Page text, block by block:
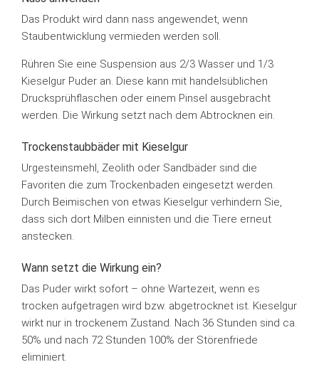
Das Produkt wird dann nass angewendet, wenn
Staubentwicklung vermieden werden soll.
Rühren Sie eine Suspension aus 2/3 Wasser und 1/3
Kieselgur Puder an. Diese kann mit handelsüblichen
Drucksprühflaschen oder einem Pinsel ausgebracht
werden. Die Wirkung setzt nach dem Abtrocknen ein.
Trockenstaubbäder mit Kieselgur
Urgesteinsmehl, Zeolith oder Sandbäder sind die
Favoriten die zum Trockenbaden eingesetzt werden.
Durch Beimischen von etwas Kieselgur verhindern Sie,
dass sich dort Milben einnisten und die Tiere erneut
anstecken.
Wann setzt die Wirkung ein?
Das Puder wirkt sofort – ohne Wartezeit, wenn es
trocken aufgetragen wird bzw. abgetrocknet ist. Kieselgur
wirkt nur in trockenem Zustand. Nach 36 Stunden sind ca.
50% und nach 72 Stunden 100% der Störenfriede
eliminiert.